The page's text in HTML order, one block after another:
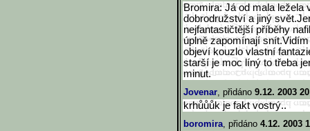
Bromira: Já od mala
dobrodružství a jiný
nejfantastičtější příběhy
úplně zapomínají
objeví kouzlo vlastní
starší je moc líný to třeba
minut.
Jovenar, přidáno 9.12. 2003
krhůůůk je fakt vostrý..
boromira, přidáno 4.12. 2003